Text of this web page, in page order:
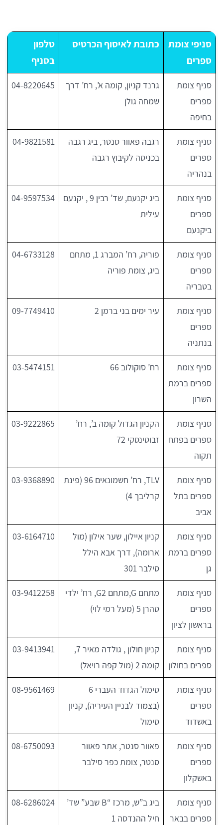
סניפי צומת
ספרים
כתובת לאיסוף הכרטיס
טלפון
בסניף
סניף צומת
ספרים
בחיפה
גרנד קניון, קומה א’, רח’ דרך
שמחה גולן
04-8220645
סניף צומת
ספרים
בנהריה
רגבה פאוור סנטר, ביג רגבה
בכניסה לקיבוץ רגבה
04-9821581
סניף צומת
ספרים
ביקנעם
ביג יקנעם, שד’ רבין 9 , יקנעם
עילית
04-9597534
סניף צומת
ספרים
בטבריה
פוריה, רח’ המברג 1, מתחם
ביג, צומת פוריה
04-6733128
סניף צומת
ספרים
בנתניה
עיר ימים בני ברמן 2 09-7749410
סניף צומת
ספרים ברמת
השרון
רח’ סוקולוב 66 03-5474151
סניף צומת
ספרים בפתח
תקוה
הקניון הגדול קומה ב’, רח’
זבוטינסקי 72
03-9222865
סניף צומת
ספרים בתל
אביב
TLV, רח’ חשמונאים 96 (פינת
קרליבך 4)
03-9368890
סניף צומת
ספרים ברמת
גן
קניון איילון, שער אילון (מול
ארומה), דרך אבא הילל
סילבר 301
03-6164710
סניף צומת
ספרים
בראשון לציון
מתחם G,מתחם G2, רח’ ילדי
טהרן 5 (מעל רמי לוי)
03-9412258
סניף צומת
ספרים בחולון
קניון חולון , גולדה מאיר 7,
קומה 2 (מול קפה רויאל)
03-9413941
סניף צומת
ספרים
באשדוד
סימול הגדוד העברי 6
(בצמוד לבניין העיריה), קניון
סימול
08-9561469
סניף צומת
ספרים
באשקלון
פאוור סנטר, אתר פאוור
סנטר, צומת כפר סילבר
08-6750093
סניף צומת
ספרים בבאר
ביג ב”ש, מרכז “B שבע” שד’
חיל ההנדסה 1
08-6286024